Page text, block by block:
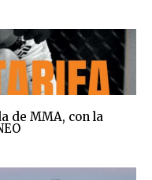
de MMA, con la